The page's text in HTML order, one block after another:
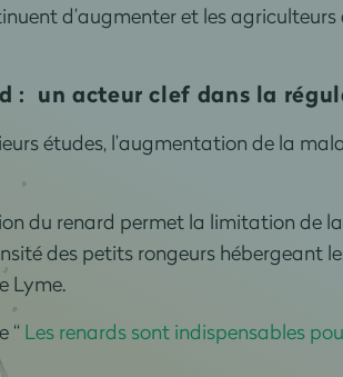
d’augmenter et les
: un acteur clef dans la
études, l’augmentation de la
du renard permet la limitation de
des petits rongeurs hébergeant
Lyme.
“ Les renards sont indispensables